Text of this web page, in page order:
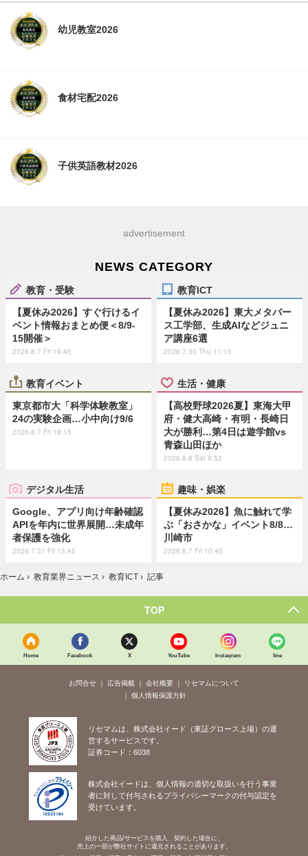
幼児教室2026
食材宅配2026
子供英語教材2026
advertisement
NEWS CATEGORY
教育・受験
【夏休み2026】すぐ行けるイ
ベント情報おまとめ便＜8/9-
15開催＞
2026.8.7 Fri 19:45
教育ICT
【夏休み2026】東大メタバー
ス工学部、生成AIなどジュニ
ア講座6選
2026.7.30 Thu 11:15
教育イベント
東京都市大「科学体験教室」
24の実験企画…小中向け9/6
2026.8.7 Fri 18:15
生活・健康
【高校野球2026夏】東海大甲
府・健大高崎・有明・長崎日
大が勝利…第4日は遊学館vs
青森山田ほか
2026.8.8 Sat 9:52
デジタル生活
Google、アプリ向け年齢確認
APIを年内に世界展開…未成年
者保護を強化
2026.7.31 Fri 13:45
趣味・娯楽
【夏休み2026】魚に触れて学
ぶ「おさかな」イベント8/8…
川崎市
2026.8.7 Fri 10:45
ホーム › 教育業界ニュース › 教育ICT › 記事
TOP
Home Facebook X YouTube Instagram line
お問合せ 広告掲載 会社概要
リセマムについて
個人情報保護方針
リセマムは、株式会社イード（東証グロース上場）の運
営するサービスです。
証券コード：6038
株式会社イードは、個人情報の適切な取扱いを行う事業
者に対して付与されるプライバシーマークの付与認定を
受けています。
紹介した商品/サービスを購入、契約した場合に、
売上の一部が弊社サイトに還元されることがあります。